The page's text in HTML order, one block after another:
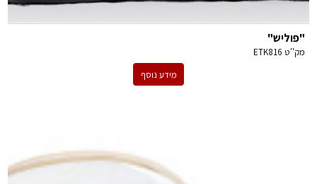
"פוליש"
מק''ט ETK816
מידע נוסף